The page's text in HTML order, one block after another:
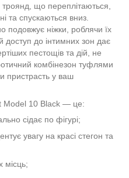
що переплітаються,
та спускаються вниз.
подовжує ніжки, роблячи їх
до інтимних зон дає
пестощів та дій, не
комбінезон туфлями
пристрасть у ваш
Model 10 Black — це:
сідає по фігурі;
увагу на красі стегон та
місць;